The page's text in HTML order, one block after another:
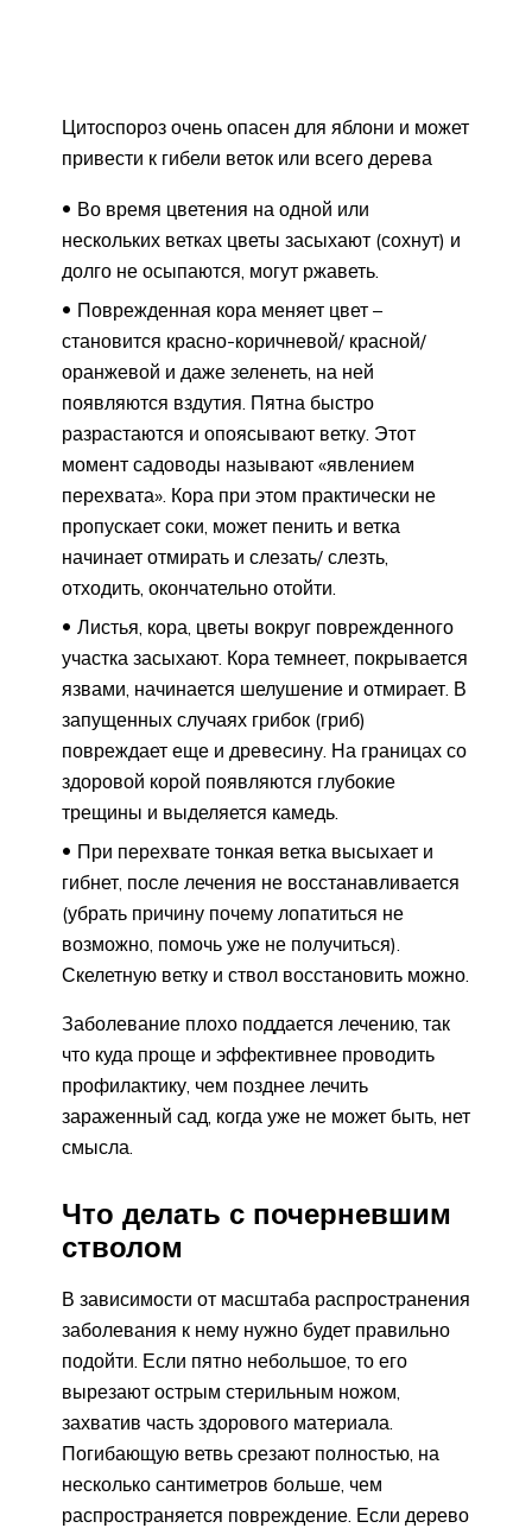
Цитоспороз очень опасен для яблони и может
привести к гибели веток или всего дерева
Во время цветения на одной или
нескольких ветках цветы засыхают (сохнут) и
долго не осыпаются, могут ржаветь.
Поврежденная кора меняет цвет –
становится красно-коричневой/ красной/
оранжевой и даже зеленеть, на ней
появляются вздутия. Пятна быстро
разрастаются и опоясывают ветку. Этот
момент садоводы называют «явлением
перехвата». Кора при этом практически не
пропускает соки, может пенить и ветка
начинает отмирать и слезать/ слезть,
отходить, окончательно отойти.
Листья, кора, цветы вокруг поврежденного
участка засыхают. Кора темнеет, покрывается
язвами, начинается шелушение и отмирает. В
запущенных случаях грибок (гриб)
повреждает еще и древесину. На границах со
здоровой корой появляются глубокие
трещины и выделяется камедь.
При перехвате тонкая ветка высыхает и
гибнет, после лечения не восстанавливается
(убрать причину почему лопатиться не
возможно, помочь уже не получиться).
Скелетную ветку и ствол восстановить можно.
Заболевание плохо поддается лечению, так
что куда проще и эффективнее проводить
профилактику, чем позднее лечить
зараженный сад, когда уже не может быть, нет
смысла.
Что делать с почерневшим
стволом
В зависимости от масштаба распространения
заболевания к нему нужно будет правильно
подойти. Если пятно небольшое, то его
вырезают острым стерильным ножом,
захватив часть здорового материала.
Погибающую ветвь срезают полностью, на
несколько сантиметров больше, чем
распространяется повреждение. Если дерево